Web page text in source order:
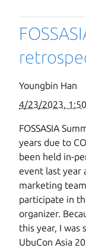
Youngbin Han
4/23/2023,
FOSSASIA
years due to
been held in-
event last year
marketing
participate in
organizer.
this year, I was
UbuCon Asia